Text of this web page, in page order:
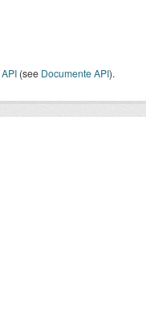
API (see Documente API).